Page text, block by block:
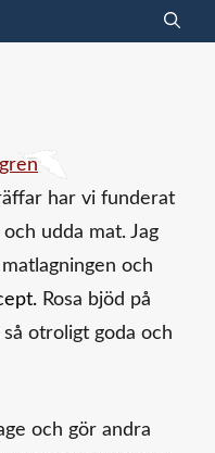
har vi funderat
udda mat. Jag
och
Rosa bjöd på
otroligt goda och
och gör andra